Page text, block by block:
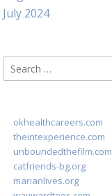
July 2024
Search
for:
okhealthcareers.com
theintexperience.com
unboundedthefilm.com
catfriends-bg.org
marianlives.org